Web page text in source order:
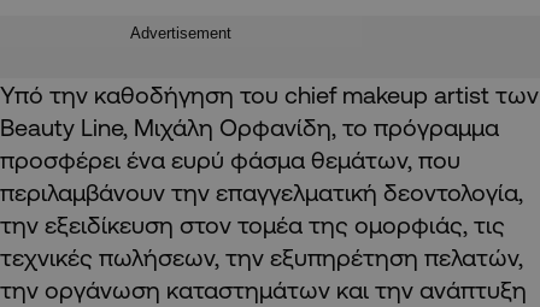
Advertisement
Υπό την καθοδήγηση του chief makeup artist των
Beauty Line, Μιχάλη Ορφανίδη, το πρόγραμμα
προσφέρει ένα ευρύ φάσμα θεμάτων, που
περιλαμβάνουν την επαγγελματική δεοντολογία,
την εξειδίκευση στον τομέα της ομορφιάς, τις
τεχνικές πωλήσεων, την εξυπηρέτηση πελατών,
την οργάνωση καταστημάτων και την ανάπτυξη